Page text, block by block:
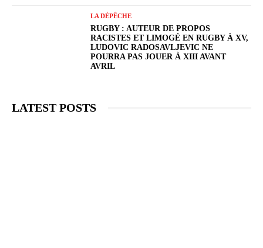
LA DÉPÊCHE
RUGBY : AUTEUR DE PROPOS
RACISTES ET LIMOGÉ EN RUGBY À XV,
LUDOVIC RADOSAVLJEVIC NE
POURRA PAS JOUER À XIII AVANT
AVRIL
LATEST POSTS